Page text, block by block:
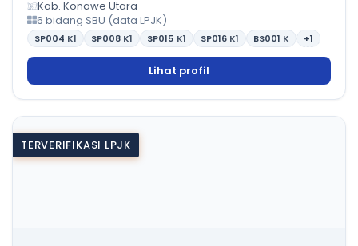
Kab. Konawe Utara
6 bidang SBU (data LPJK)
SP004 K1 SP008 K1 SP015 K1 SP016 K1 BS001 K +1
Lihat profil
TERVERIFIKASI LPJK